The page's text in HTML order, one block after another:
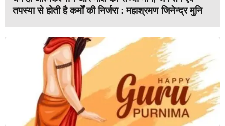
तपस्या से होती है कर्मों की निर्जरा : महाश्रमण जिनेन्द्र मुनि